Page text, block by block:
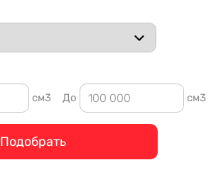
см3 До см3
Подобрать